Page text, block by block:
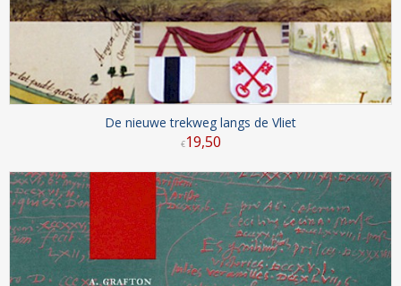
De nieuwe trekweg langs de Vliet
€19,50